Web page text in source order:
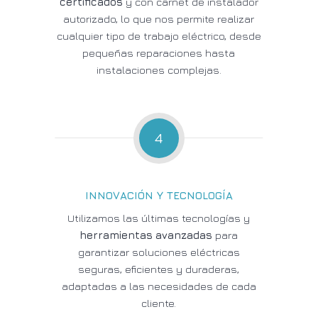
autorizado, lo que nos permite realizar
cualquier tipo de trabajo eléctrico, desde
pequeñas reparaciones hasta
instalaciones complejas.
4
INNOVACIÓN Y TECNOLOGÍA
Utilizamos las últimas tecnologías y
herramientas avanzadas para
garantizar soluciones eléctricas
seguras, eficientes y duraderas,
adaptadas a las necesidades de cada
cliente.